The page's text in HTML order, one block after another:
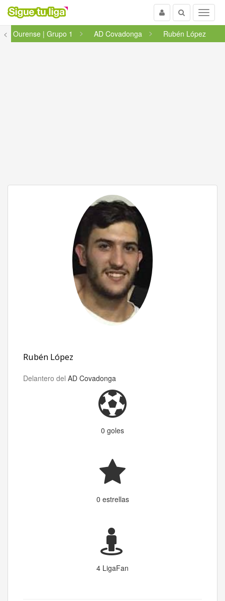
Menu
Buscar
Usuario
< Ourense | Grupo 1 AD Covadonga Rubén López
Rubén López
Delantero del AD Covadonga
0 goles
0 estrellas
4 LigaFan